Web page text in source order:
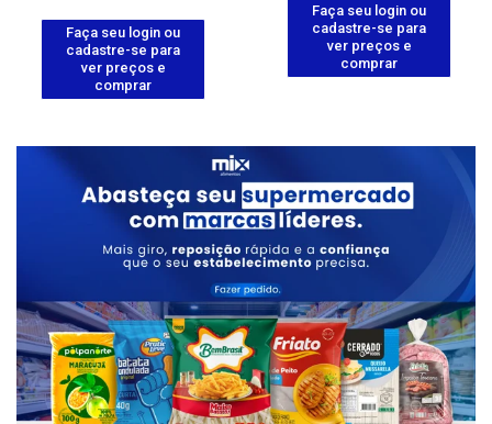
Faça seu login ou
cadastre-se para
ver preços e
comprar
Faça seu login ou
cadastre-se para
ver preços e
comprar